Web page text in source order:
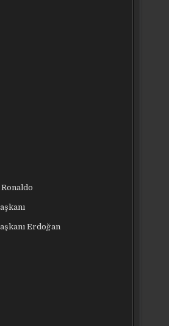
Erdoğan